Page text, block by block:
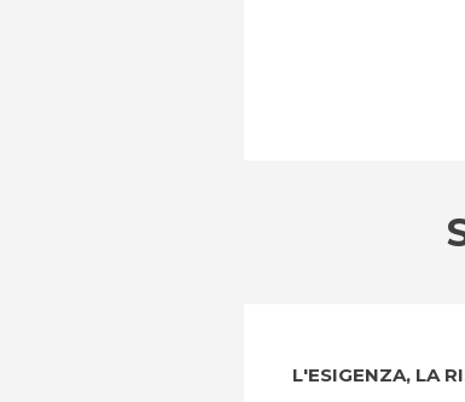
L'ESIGENZA, LA